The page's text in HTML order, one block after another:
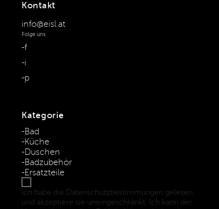
Kontakt
info@eisl.at
Folge uns
f
i
p
Kategorie
Bad
Küche
Duschen
Badzubehör
Ersatzteile
Ich habe die Datenschutzbestimmungen gelesen
und akzeptiere sie uneingeschränkt. Ich kann der